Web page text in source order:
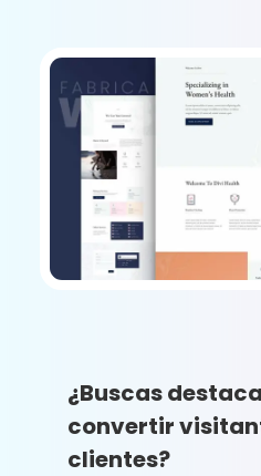
¿Buscas
convertir
clientes?